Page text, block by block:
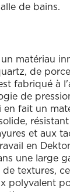
de bains.
matériau
de
fabriqué à
de
en fait un
résistant
et aux
en
une large
de textures,
polyvalent